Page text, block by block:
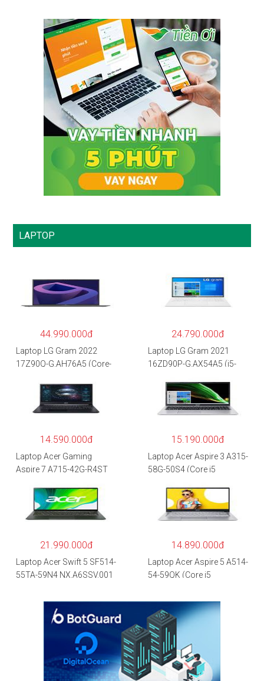
LAPTOP
44.990.000đ
Laptop LG Gram 2022
17Z90Q-G.AH76A5 (Core-
1260P/16GB/512GB/17″
WQXGA/Win 11/Xám)
24.790.000đ
Laptop LG Gram 2021
16ZD90P-G.AX54A5 (i5-
SSD/16″WQXGA/Dos/Trắ
14.590.000đ
Laptop Acer Gaming
Aspire 7 A715-42G-R4ST
5500U/8GB RAM/256GB
SSD/15.6″FHD
IPS/GTX1650 4GB/Win10)
15.190.000đ
Laptop Acer Aspire 3 A315-
58G-50S4 (Core i5
RAM/512GB/15.6″FHD/M
X350 2GB/Win 10/Bạc)
21.990.000đ
Laptop Acer Swift 5 SF514-
55TA-59N4 NX.A6SSV.001
RAM/1TB
SSD/14″FHD_Touch/Win1
0/Xanh) – Hàng chính
14.890.000đ
Laptop Acer Aspire 5 A514-
54-59QK (Core i5
RAM/512GB/14″FHD/Win
11/Vàng)